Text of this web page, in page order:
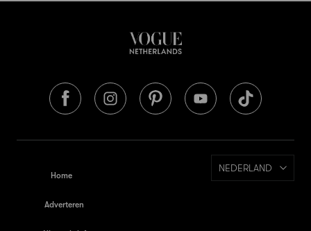
Home
Adverteren
NEDERLAND